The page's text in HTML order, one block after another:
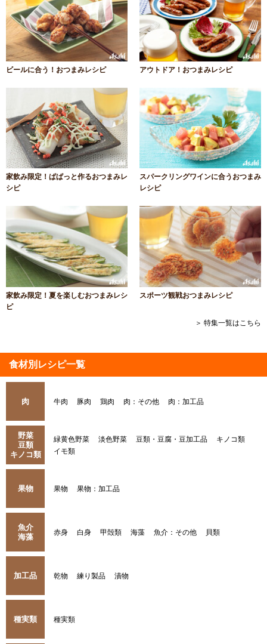
ビールに合う！おつまみレシピ アウトドア！おつまみレシピ
家飲み限定！ぱぱっと作るおつまみレ
シピ
スパークリングワインに合うおつまみ
レシピ
家飲み限定！夏を楽しむおつまみレシ
ピ
スポーツ観戦おつまみレシピ
＞ 特集一覧はこちら
食材別レシピ一覧
肉 牛肉 豚肉 鶏肉 肉：その他 肉：加工品
野菜
豆類
キノコ類
緑黄色野菜 淡色野菜 豆類・豆腐・豆加工品
キノコ類
イモ類
果物 果物 果物：加工品
魚介
海藻
赤身 白身 甲殻類 海藻 魚介：その他 貝類
加工品 乾物 練り製品 漬物
種実類 種実類